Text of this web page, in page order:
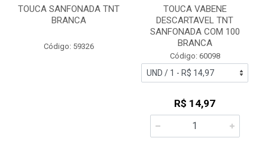
TOUCA SANFONADA TNT
BRANCA
Código: 59326
TOUCA VABENE
DESCARTAVEL TNT
SANFONADA COM 100
BRANCA
Código: 60098
R$ 14,97